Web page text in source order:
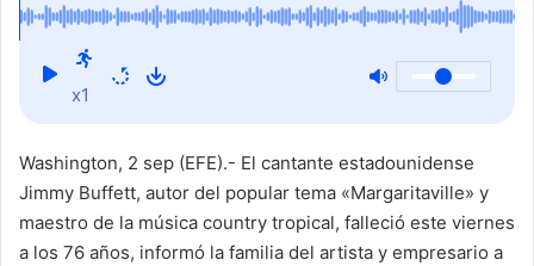
Jimmy Buffett, autor de "Margaritaville"
x1
Washington, 2 sep (EFE).- El cantante estadounidense
Jimmy Buffett, autor del popular tema «Margaritaville» y
maestro de la música country tropical, falleció este viernes
a los 76 años, informó la familia del artista y empresario a